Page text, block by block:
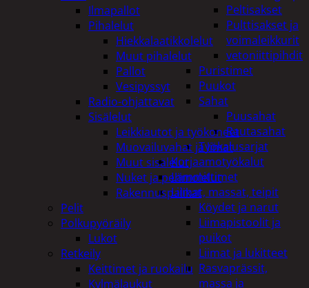
Peltisakset
Pulttisakset ja
voimaleikkurit
vetoniittipihdit
Puristimet
Puukot
Sahat
Puusahat
Rautasahat
Työkalusarjat
Korjaamotyökalut
Lämmittimet
Liimat, massat, teipit
Köydet ja narut
Liimapistoolit ja
puikot
Liimat ja lukitteet
Rasvaprässit,
massa ja
Ilmapallot
Pihalelut
Hiekkalaatikkolelut
Muut pihalelut
Pallot
Vesipyssyt
Radio-ohjattavat
Sisälelut
Leikkiautot ja työkoneet
Muovailuvahat ja limat
Muut sisälelut
Nuket ja pehmolelut
Rakennuspalikat
Pelit
Polkupyöräily
Lukot
Retkeily
Keittimet ja ruokailu
Kylmälaukut